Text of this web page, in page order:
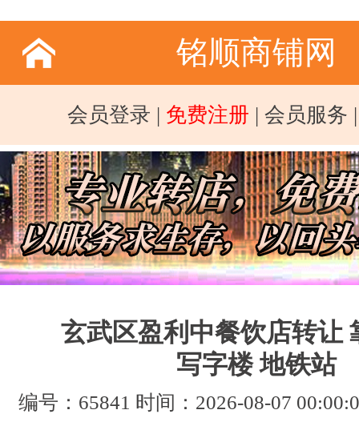
铭顺商铺网
会员登录 | 免费注册 | 会员服务
玄武区盈利中餐饮店转让
写字楼 地铁站
编号：65841 时间：2026-08-07